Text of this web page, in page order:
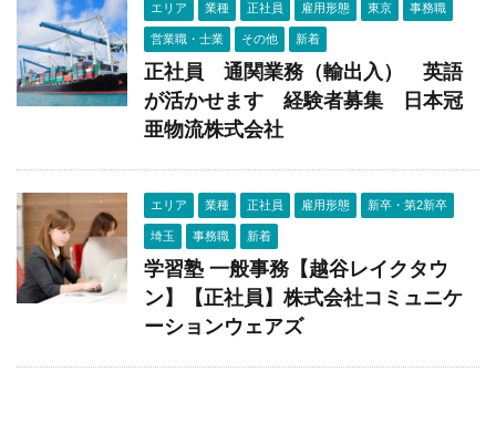
エリア 業種 正社員 雇用形態 東京 事務職
営業職・士業 その他 新着
正社員 通関業務（輸出入） 英語
が活かせます 経験者募集 日本冠
亜物流株式会社
エリア 業種 正社員 雇用形態 新卒・第2新卒
埼玉 事務職 新着
学習塾 一般事務【越谷レイクタウ
ン】【正社員】株式会社コミュニケ
ーションウェアズ